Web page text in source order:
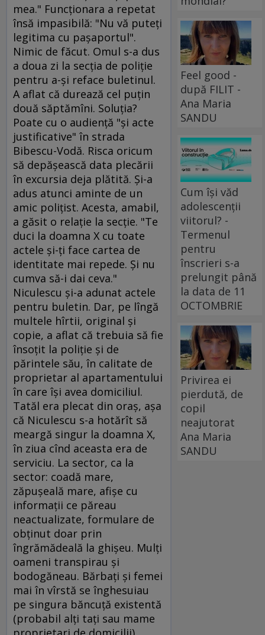
mea." Funcţionara a repetat
însă impasibilă: "Nu vă puteţi
legitima cu paşaportul".
Nimic de făcut. Omul s-a dus
a doua zi la secţia de poliţie
pentru a-şi reface buletinul.
A aflat că durează cel puţin
două săptămîni. Soluţia?
Poate cu o audienţă "şi acte
justificative" în strada
Bibescu-Vodă. Risca oricum
să depăşească data plecării
în excursia deja plătită. Şi-a
adus atunci aminte de un
amic poliţist. Acesta, amabil,
a găsit o relaţie la secţie. "Te
duci la doamna X cu toate
actele şi-ţi face cartea de
identitate mai repede. Şi nu
cumva să-i dai ceva."
Niculescu şi-a adunat actele
pentru buletin. Dar, pe lîngă
multele hîrtii, original şi
copie, a aflat că trebuia să fie
însoţit la poliţie şi de
părintele său, în calitate de
proprietar al apartamentului
în care îşi avea domiciliul.
Tatăl era plecat din oraş, aşa
că Niculescu s-a hotărît să
meargă singur la doamna X,
în ziua cînd aceasta era de
serviciu. La sector, ca la
sector: coadă mare,
zăpuşeală mare, afişe cu
informaţii ce păreau
neactualizate, formulare de
obţinut doar prin
îngrămădeală la ghişeu. Mulţi
oameni transpirau şi
bodogăneau. Bărbaţi şi femei
mai în vîrstă se înghesuiau
pe singura băncuţă existentă
(probabil alţi taţi sau mame
Feel good -
după FILIT -
Ana Maria
SANDU
Cum își văd
adolescenții
viitorul? -
Termenul
pentru
înscrieri s-a
prelungit până
la data de 11
OCTOMBRIE
Privirea ei
pierdută, de
copil
neajutorat
Ana Maria
SANDU